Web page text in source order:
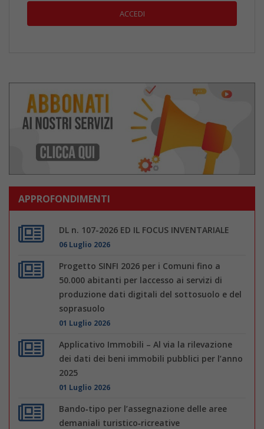
APPROFONDIMENTI
DL n. 107-2026 ED IL FOCUS INVENTARIALE
06 Luglio 2026
Progetto SINFI 2026 per i Comuni fino a
50.000 abitanti per laccesso ai servizi di
produzione dati digitali del sottosuolo e del
soprasuolo
01 Luglio 2026
Applicativo Immobili – Al via la rilevazione
dei dati dei beni immobili pubblici per l’anno
2025
01 Luglio 2026
Bando‑tipo per l’assegnazione delle aree
demaniali turistico‑ricreative